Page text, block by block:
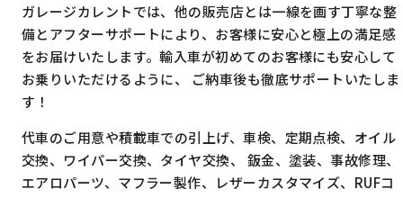
ガレージカレントでは、他の販売店とは一線を画す丁寧な整
備とアフターサポートにより、お客様に安心と極上の満足感
をお届けいたします。輸入車が初めてのお客様にも安心して
お乗りいただけるように、 ご納車後も徹底サポートいたしま
す！
代車のご用意や積載車での引上げ、車検、定期点検、オイル
交換、ワイパー交換、タイヤ交換、 鈑金、塗装、事故修理、
エアロパーツ、マフラー製作、レザーカスタマイズ、RUFコ